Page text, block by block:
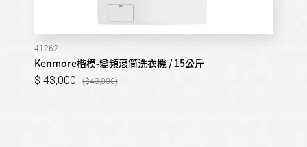
41262
Kenmore楷模-變頻滾筒洗衣機 / 15公斤
43,000 43,000